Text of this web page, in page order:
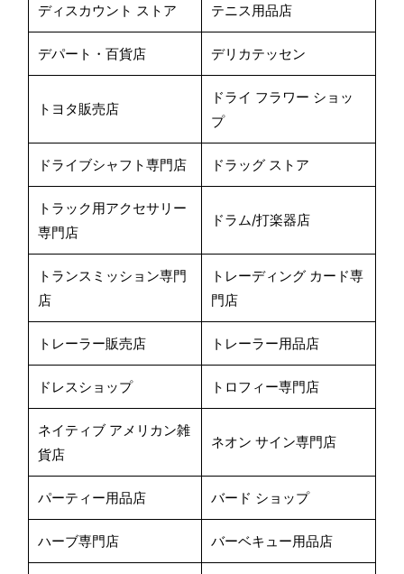
ディスカウント ストア テニス用品店
デパート・百貨店 デリカテッセン
トヨタ販売店
ドライ フラワー ショッ
プ
ドライブシャフト専門店 ドラッグ ストア
トラック用アクセサリー
専門店
ドラム/打楽器店
トランスミッション専門
店
トレーディング カード専
門店
トレーラー販売店 トレーラー用品店
ドレスショップ トロフィー専門店
ネイティブ アメリカン雑
貨店
ネオン サイン専門店
パーティー用品店 バード ショップ
ハーブ専門店 バーベキュー用品店